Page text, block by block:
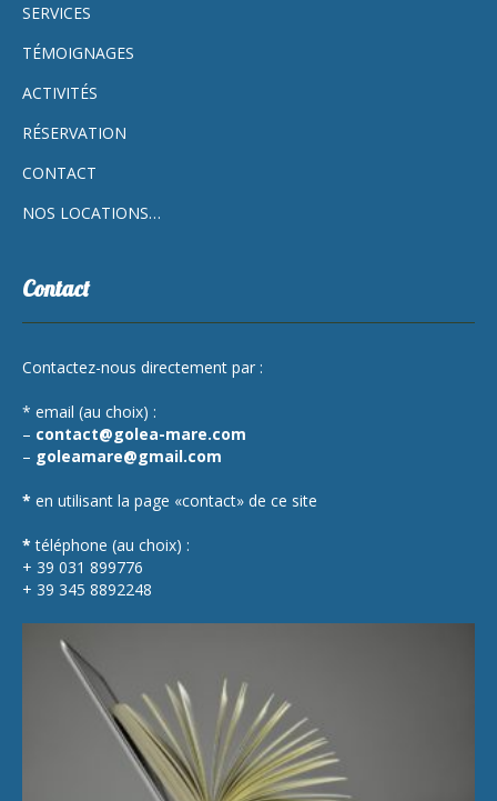
SERVICES
TÉMOIGNAGES
ACTIVITÉS
RÉSERVATION
CONTACT
NOS LOCATIONS…
Contact
Contactez-nous directement par :
* email (au choix) :
– contact@golea-mare.com
– goleamare@gmail.com
* en utilisant la page «contact» de ce site
* téléphone (au choix) :
+ 39 031 899776
+ 39 345 8892248